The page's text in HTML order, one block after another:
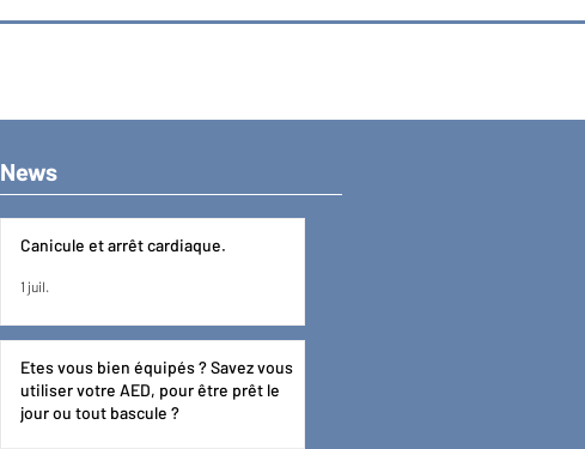
News
Canicule et arrêt cardiaque.
1 juil.
Etes vous bien équipés ? Savez vous
utiliser votre AED, pour être prêt le
jour ou tout bascule ?